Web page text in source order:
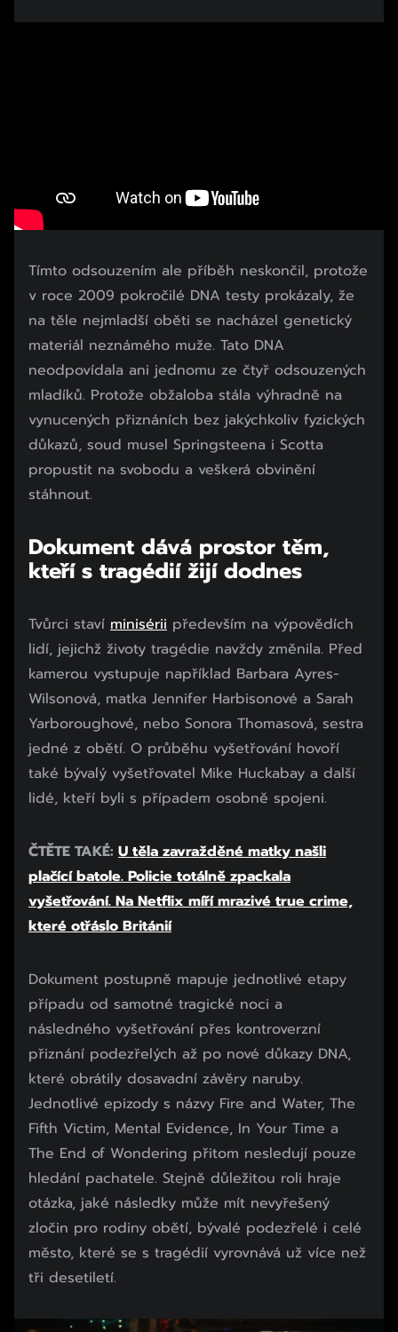
Tímto odsouzením ale příběh neskončil, protože
v roce 2009 pokročilé DNA testy prokázaly, že
na těle nejmladší oběti se nacházel genetický
materiál neznámého muže. Tato DNA
neodpovídala ani jednomu ze čtyř odsouzených
mladíků. Protože obžaloba stála výhradně na
vynucených přiznáních bez jakýchkoliv fyzických
důkazů, soud musel Springsteena i Scotta
propustit na svobodu a veškerá obvinění
stáhnout.
Dokument dává prostor těm,
kteří s tragédií žijí dodnes
Tvůrci staví minisérii především na výpovědích
lidí, jejichž životy tragédie navždy změnila. Před
kamerou vystupuje například Barbara Ayres-
Wilsonová, matka Jennifer Harbisonové a Sarah
Yarboroughové, nebo Sonora Thomasová, sestra
jedné z obětí. O průběhu vyšetřování hovoří
také bývalý vyšetřovatel Mike Huckabay a další
lidé, kteří byli s případem osobně spojeni.
ČTĚTE TAKÉ: ​ U těla zavražděné matky našli
plačící batole. Policie totálně zpackala
vyšetřování. Na Netflix míří mrazivé true crime,
které otřáslo Británií
Dokument postupně mapuje jednotlivé etapy
případu od samotné tragické noci a
následného vyšetřování přes kontroverzní
přiznání podezřelých až po nové důkazy DNA,
které obrátily dosavadní závěry naruby.
Jednotlivé epizody s názvy Fire and Water, The
Fifth Victim, Mental Evidence, In Your Time a
The End of Wondering přitom nesledují pouze
hledání pachatele. Stejně důležitou roli hraje
otázka, jaké následky může mít nevyřešený
zločin pro rodiny obětí, bývalé podezřelé i celé
město, které se s tragédií vyrovnává už více než
tři desetiletí.